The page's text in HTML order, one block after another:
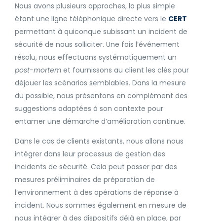
Nous avons plusieurs approches, la plus simple
étant une ligne téléphonique directe vers le CERT
permettant à quiconque subissant un incident de
sécurité de nous solliciter. Une fois l’événement
résolu, nous effectuons systématiquement un
post-mortem et fournissons au client les clés pour
déjouer les scénarios semblables. Dans la mesure
du possible, nous présentons en complément des
suggestions adaptées à son contexte pour
entamer une démarche d’amélioration continue.
Dans le cas de clients existants, nous allons nous
intégrer dans leur processus de gestion des
incidents de sécurité. Cela peut passer par des
mesures préliminaires de préparation de
l’environnement à des opérations de réponse à
incident. Nous sommes également en mesure de
nous intégrer à des dispositifs déjà en place, par